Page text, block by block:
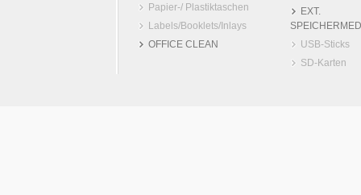
Papier-/ Plastiktaschen
Labels/Booklets/Inlays
OFFICE CLEAN
EXT.
USB-Sticks
SD-Karten